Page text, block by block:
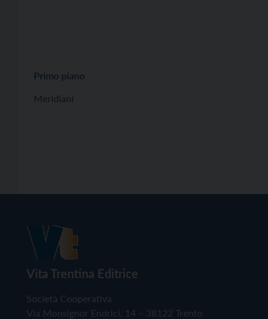
Primo piano
Meridiani
Vita Trentina Editrice
Società Cooperativa
Via Monsignor Endrici, 14 – 38122 Trento